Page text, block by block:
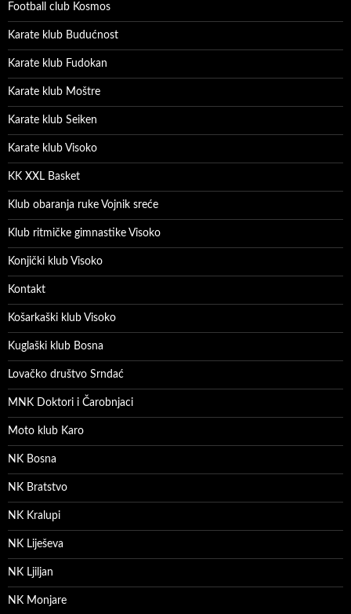
Football club Kosmos
Karate klub Budućnost
Karate klub Fudokan
Karate klub Moštre
Karate klub Seiken
Karate klub Visoko
KK XXL Basket
Klub obaranja ruke Vojnik sreće
Klub ritmičke gimnastike Visoko
Konjički klub Visoko
Kontakt
Košarkaški klub Visoko
Kuglaški klub Bosna
Lovačko društvo Srndać
MNK Doktori i Čarobnjaci
Moto klub Karo
NK Bosna
NK Bratstvo
NK Kralupi
NK Liješeva
NK Ljiljan
NK Monjare